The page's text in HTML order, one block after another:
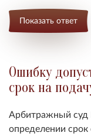
Показать ответ
Ошибку
срок на
Арбитражный суд
определении